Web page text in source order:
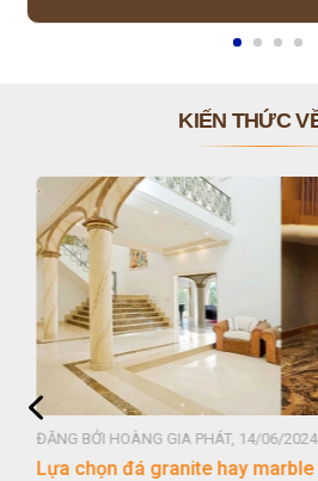
KIẾN THỨC
ĐĂNG BỞI HOÀNG GIA PHÁT, 14/06/2024
Lựa chọn đá granite hay marble